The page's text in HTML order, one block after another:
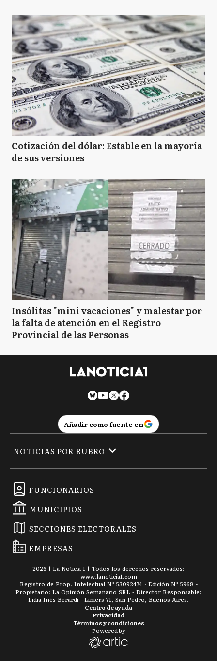
Cotización del dólar: Estable en la mayoría
de sus versiones
Insólitas "mini vacaciones" y malestar por
la falta de atención en el Registro
Provincial de las Personas
Añadir como fuente en
FUNCIONARIOS
MUNICIPIOS
SECCIONES ELECTORALES
EMPRESAS
NOTICIAS POR RUBRO
2026 | La Noticia 1 | Todos los derechos reservados:
www.lanoticia1.com
Registro de Prop. Intelectual Nº 53092474 · Edición Nº 5968 -
Propietario: La Opinión Semanario SRL - Director Responsable:
Lidia Inés Berardi - Liniers 71, San Pedro, Buenos Aires.
Términos y condiciones
Privacidad
Centro de ayuda
Powered by